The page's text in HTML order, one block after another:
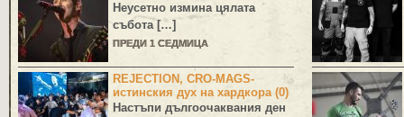
Неусетно измина цялата
събота […]
ПРЕДИ 1 СЕДМИЦА
REJECTION, CRO-MAGS-
истинския дух на хардкора (0)
Настъпи дългоочаквания ден